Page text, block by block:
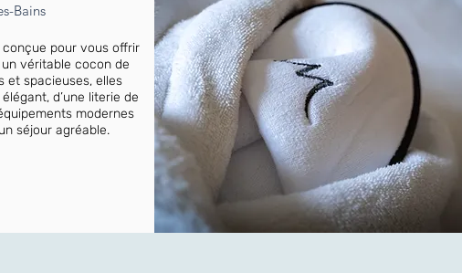
Bains
pour vous offrir
véritable cocon de
et spacieuses, elles
d’une literie de
modernes
séjour agréable.